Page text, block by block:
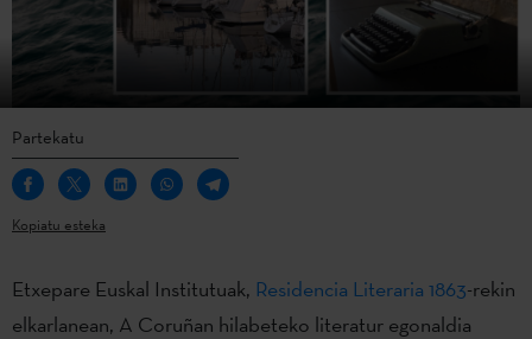
Partekatu
Kopiatu esteka
Etxepare Euskal Institutuak, Residencia Literaria 1863-rekin
elkarlanean, A Coruñan hilabeteko literatur egonaldia